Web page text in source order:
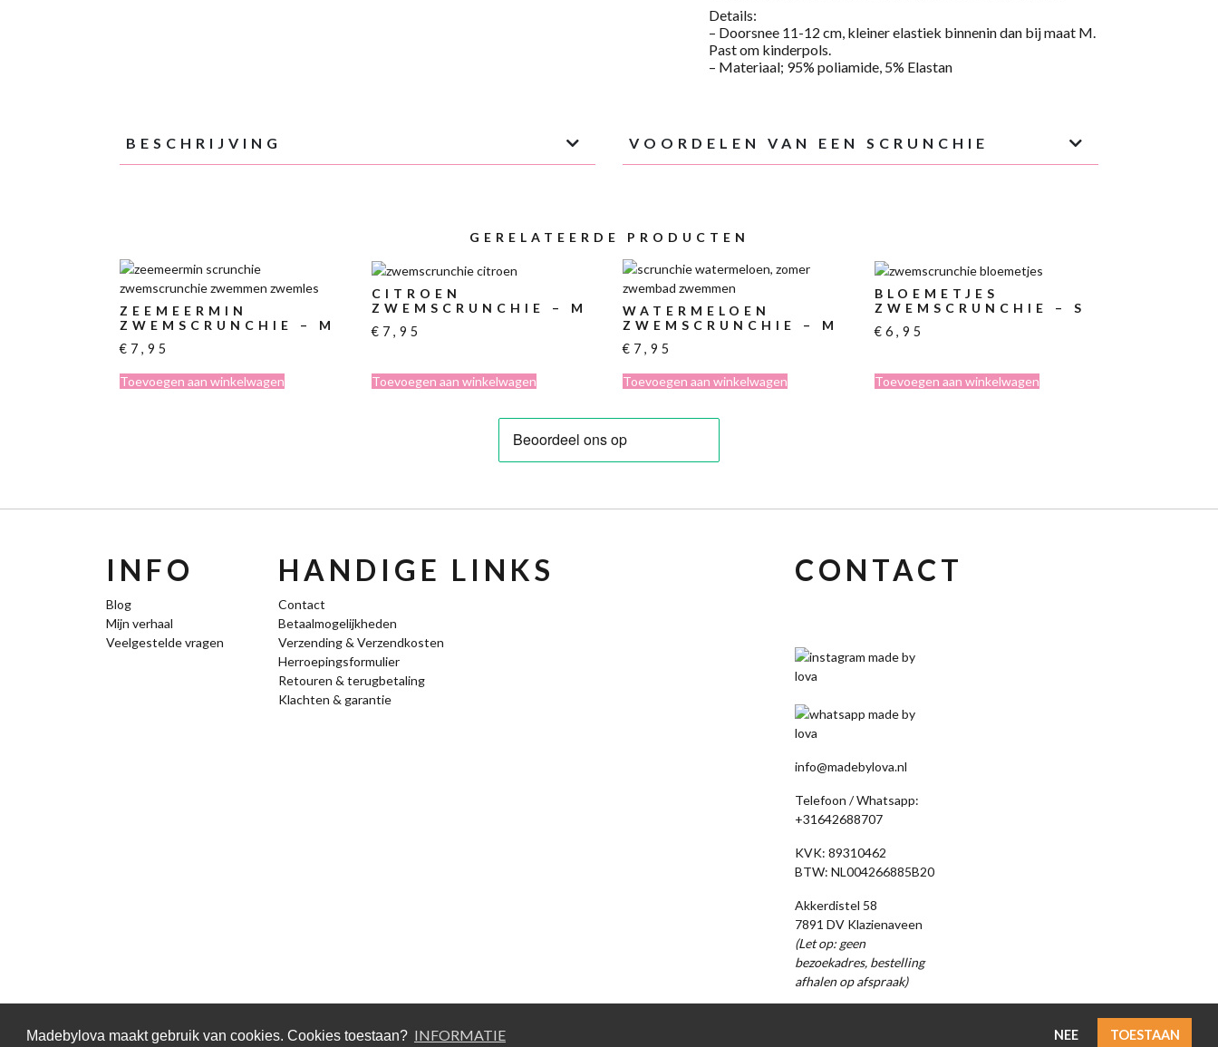
Madebylova maakt gebruik van cookies. Cookies toestaan? INFORMATIE NEE TOESTAAN
Details:
– Doorsnee 11-12 cm, kleiner elastiek binnenin dan bij maat M.
Past om kinderpols.
– Materiaal; 95% poliamide, 5% Elastan
BESCHRIJVING VOORDELEN VAN EEN SCRUNCHIE
GERELATEERDE PRODUCTEN
ZEEMEERMIN
ZWEMSCRUNCHIE – M
€ 7,95
Toevoegen aan winkelwagen
CITROEN
ZWEMSCRUNCHIE – M
€ 7,95
Toevoegen aan winkelwagen
WATERMELOEN
ZWEMSCRUNCHIE – M
€ 7,95
Toevoegen aan winkelwagen
BLOEMETJES
ZWEMSCRUNCHIE – S
€ 6,95
Toevoegen aan winkelwagen
INFO
Blog
Mijn verhaal
Veelgestelde vragen
HANDIGE LINKS
Contact
Betaalmogelijkheden
Verzending & Verzendkosten
Herroepingsformulier
Retouren & terugbetaling
Klachten & garantie
CONTACT
info@madebylova.nl
Telefoon / Whatsapp:
+31642688707
KVK: 89310462
BTW: NL004266885B20
Akkerdistel 58
7891 DV Klazienaveen
(Let op: geen
bezoekadres, bestelling
afhalen op afspraak)
© 2026 MadebyLova | Algemene voorwaarden Privacy verklaring